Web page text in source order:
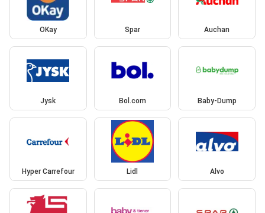
OKay Spar Auchan
Jysk Bol.com Baby-Dump
Hyper Carrefour Lidl Alvo